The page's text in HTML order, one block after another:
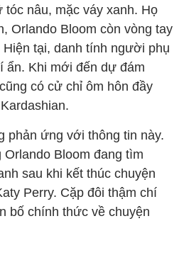
nâu, mặc váy xanh. Họ
Orlando Bloom còn vòng tay
tại, danh tính người phụ
ẩn. Khi mới đến dự đám
có cử chỉ ôm hôn đầy
phản ứng với thông tin này.
Bloom đang tìm
sau khi kết thúc chuyện
Perry. Cặp đôi thậm chí
bố chính thức về chuyện